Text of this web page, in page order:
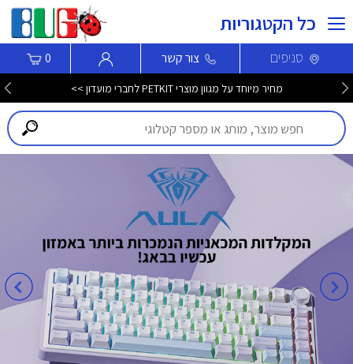
כל הקטגוריות
סניפים צור קשר 0
מחיר מיוחד על מגוון מוצרי PETKIT לחברי מועדון >>